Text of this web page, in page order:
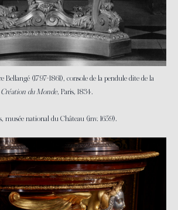
Bellangé (1797-1861), console de la pendule dite de la
Création du Monde, Paris, 1834.
musée national du Château (inv. 1659).